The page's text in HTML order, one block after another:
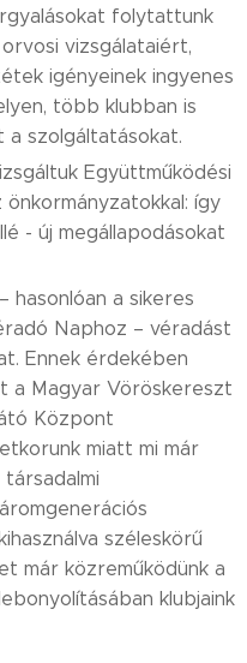
folytattunk
vizsgálataiért,
igényeinek ingyenes
több klubban is
szolgáltatásokat.
Együttműködési
így
- új megállapodásokat
hasonlóan a sikeres
Naphoz – véradást
Ennek érdekében
a Magyar Vöröskereszt
Központ
miatt mi már
széleskörű
már közreműködünk a
klubjaink